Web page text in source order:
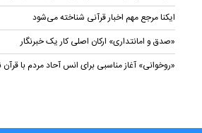
ایکنا مرجع مهم اخبار قرآنی شناخته می‌شود
«صدق و امانتداری» ارکان اصلی کار یک خبرنگار
«روخوانی» آغاز مناسبی برای انس آحاد مردم با